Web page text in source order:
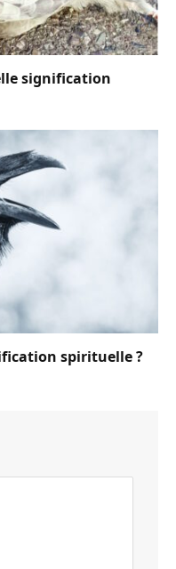
signification
spirituelle ?